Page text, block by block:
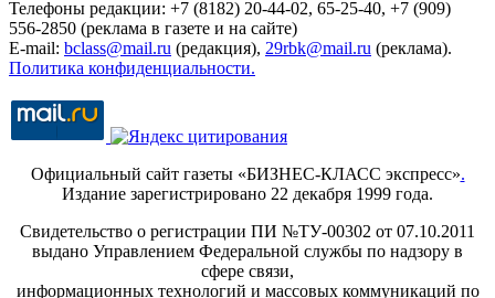
Телефоны редакции: +7 (8182) 20-44-02, 65-25-40, +7 (909)
556-2850 (реклама в газете и на сайте)
E-mail: bclass@mail.ru (редакция), 29rbk@mail.ru (реклама).
Политика конфиденциальности.
Официальный сайт газеты «БИЗНЕС-КЛАСС экспресс».
Издание зарегистрировано 22 декабря 1999 года.
Свидетельство о регистрации ПИ №ТУ-00302 от 07.10.2011
выдано Управлением Федеральной службы по надзору в
сфере связи,
информационных технологий и массовых коммуникаций по